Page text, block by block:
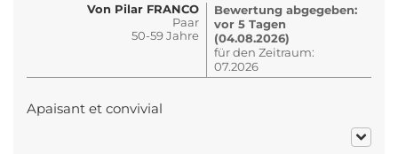
Von Pilar FRANCO
Paar
50-59 Jahre
Bewertung abgegeben:
vor 5 Tagen
(04.08.2026)
für den Zeitraum:
07.2026
Apaisant et convivial